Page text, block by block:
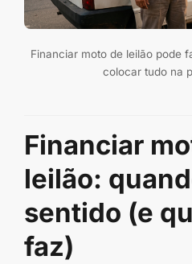
Financiar moto de leilão pode
colocar tudo na
Financiar
leilão:
sentido (e
faz)